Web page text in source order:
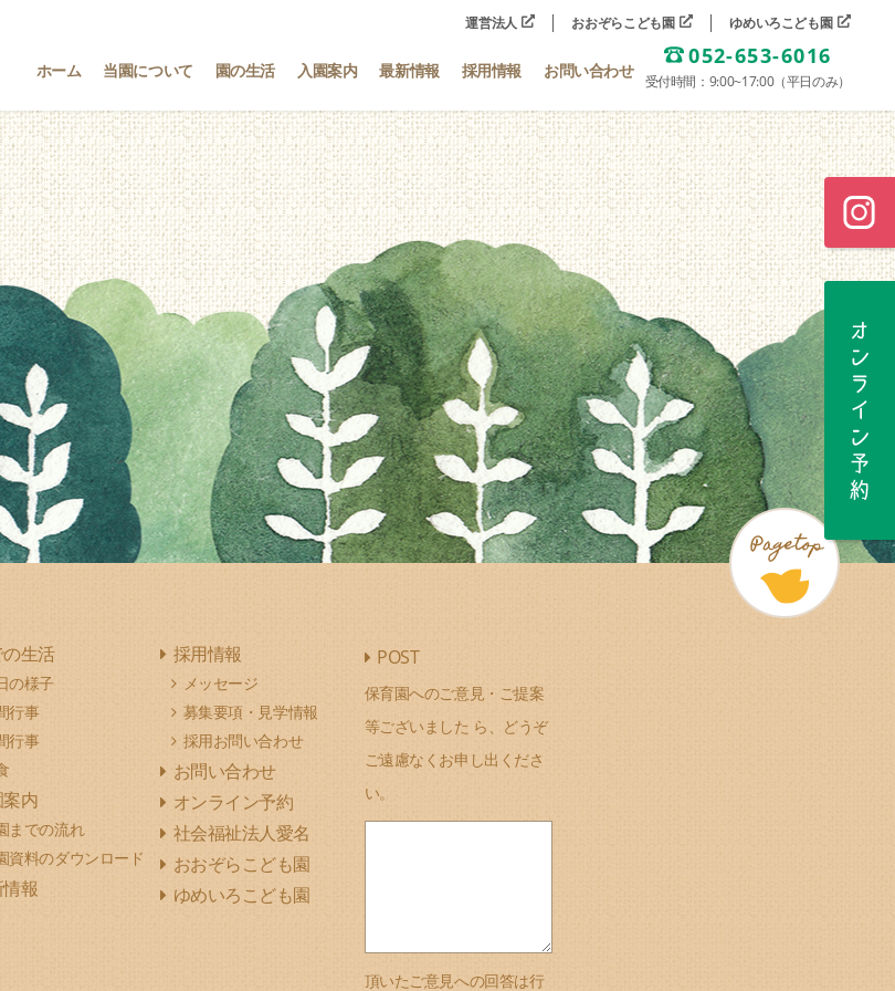
運営法人 おおぞらこども園 ゆめいろこども園
ホーム 当園について 園の生活 入園案内 最新情報 採用情報 お問い合わせ
052-653-6016
受付時間：9:00~17:00（平日のみ）
生活
の様子
行事
行事
内
までの流れ
資料のダウンロード
報
採用情報
メッセージ
募集要項・見学情報
採用お問い合わせ
お問い合わせ
オンライン予約
社会福祉法人愛名
おおぞらこども園
ゆめいろこども園
POST
保育園へのご意見・ご提案
等ございました ら、どうぞ
ご遠慮なくお申し出くださ
い。
頂いたご意見への回答は行